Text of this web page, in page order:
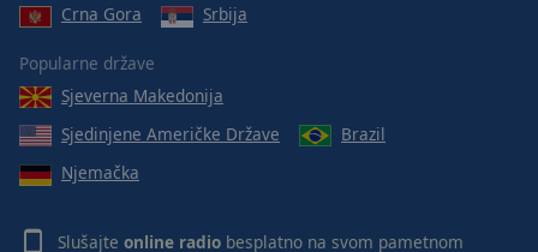
Crna Gora
Srbija
Popularne države
Sjeverna Makedonija
Sjedinjene Američke Države
Brazil
Njemačka
Slušajte online radio besplatno na svom pametnom